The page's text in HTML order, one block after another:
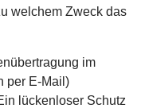
welchem Zweck das
im
per E-Mail)
lückenloser Schutz